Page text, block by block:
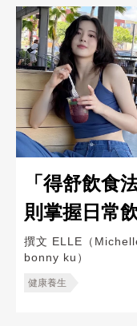
「得舒飲食
則掌握日常
懶人減肥法
撰文 ELLE（
bonny ku）
健康養生